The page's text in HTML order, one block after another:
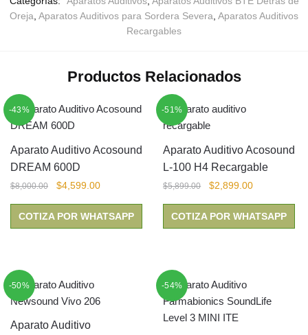
Oreja Aparatos Auditivos para Sordera Severa Aparatos Auditivos
Recargables
Productos Relacionados
-43%
Aparato Auditivo Acosound
DREAM 600D
$8,000.00
El
original
era:
$4,599.00El
actual
es:
COTIZA POR WHATSAPP
-51%
Aparato Auditivo Acosound
L-100 H4 Recargable
$5,899.00
El
original
era:
$2,899.00El
actual
es:
COTIZA POR WHATSAPP
-50%
Aparato Auditivo
-54%